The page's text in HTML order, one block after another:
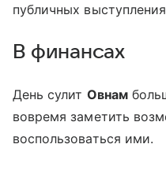
публичных
В финансах
День сулит Овнам
вовремя заметить
воспользоваться ими.